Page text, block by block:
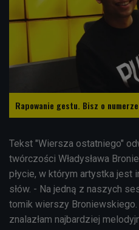
Rapowanie gestu. Bisz o
Tekst "Wiersza ostatniego"
twórczości Władysława
płycie, w którym artystka jest
słów. - Na jedną z naszych
tomik wierszy Broniewskiego.
znalazłam najbardziej